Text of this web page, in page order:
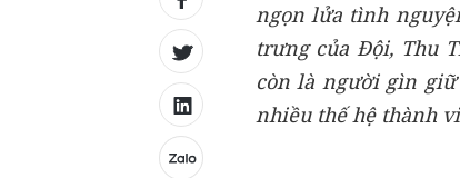
ngọn lửa tình
trưng của Đội, Thu
còn là người gìn
nhiều thế hệ thành